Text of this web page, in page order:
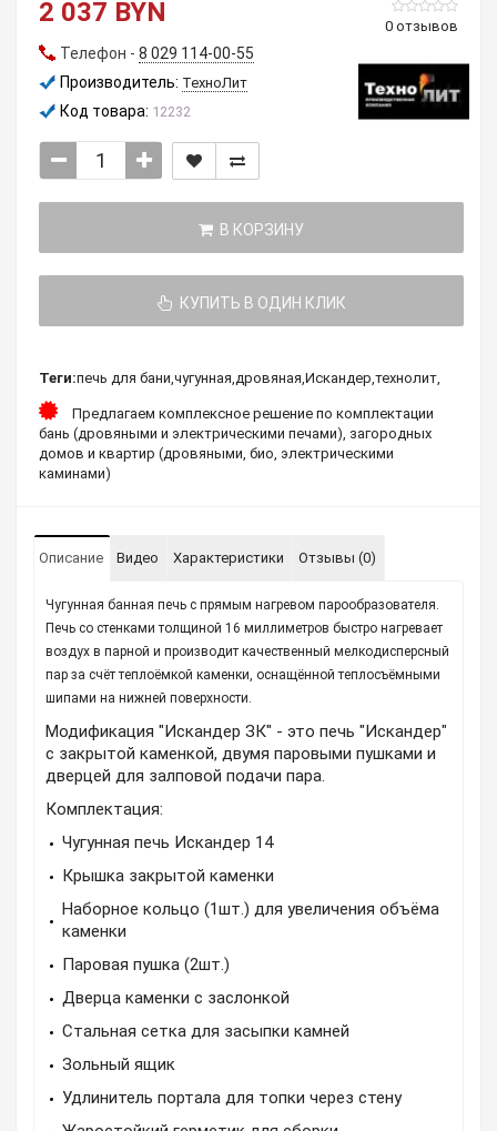
0 отзывов
2 037 BYN
Телефон - 8 029 114-00-55
Производитель: ТехноЛит
Код товара: 12232
В КОРЗИНУ
КУПИТЬ В ОДИН КЛИК
Теги:печь для бани,чугунная,дровяная,Искандер,технолит,
Предлагаем комплексное решение по комплектации
бань (дровяными и электрическими печами), загородных
домов и квартир (дровяными, био, электрическими
каминами)
Описание Видео Характеристики Отзывы (0)
Чугунная банная печь с прямым нагревом парообразователя.
Печь со стенками толщиной 16 миллиметров быстро нагревает
воздух в парной и производит качественный мелкодисперсный
пар за счёт теплоёмкой каменки, оснащённой теплосъёмными
шипами на нижней поверхности.
Модификация "Искандер ЗК" - это печь "Искандер"
с закрытой каменкой, двумя паровыми пушками и
дверцей для залповой подачи пара.
Комплектация:
Чугунная печь Искандер 14
Крышка закрытой каменки
Наборное кольцо (1шт.) для увеличения объёма
каменки
Паровая пушка (2шт.)
Дверца каменки с заслонкой
Стальная сетка для засыпки камней
Зольный ящик
Удлинитель портала для топки через стену